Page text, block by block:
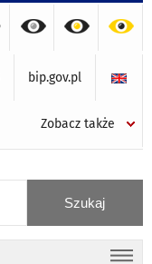
bip.gov.pl
Zobacz także